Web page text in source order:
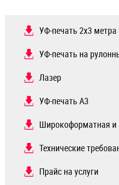
УФ-печать 2х3 метра
УФ-печать на
Лазер
УФ-печать А3
Широкоформатная и
Технические
Прайс на услуги